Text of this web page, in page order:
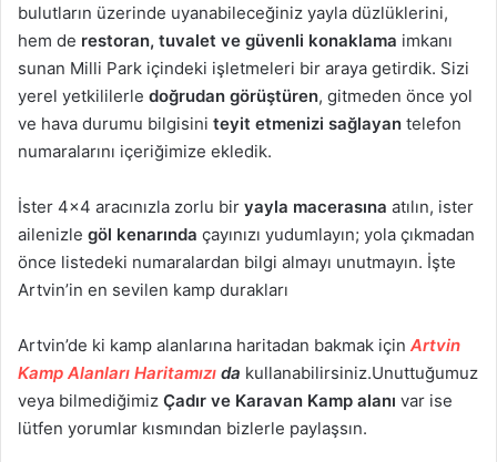
bulutların üzerinde uyanabileceğiniz yayla düzlüklerini,
hem de restoran, tuvalet ve güvenli konaklama imkanı
sunan Milli Park içindeki işletmeleri bir araya getirdik. Sizi
yerel yetkililerle doğrudan görüştüren, gitmeden önce yol
ve hava durumu bilgisini teyit etmenizi sağlayan telefon
numaralarını içeriğimize ekledik.
İster 4×4 aracınızla zorlu bir yayla macerasına atılın, ister
ailenizle göl kenarında çayınızı yudumlayın; yola çıkmadan
önce listedeki numaralardan bilgi almayı unutmayın. İşte
Artvin’in en sevilen kamp durakları
Artvin’de ki kamp alanlarına haritadan bakmak için Artvin
Kamp Alanları Haritamızı da kullanabilirsiniz.Unuttuğumuz
veya bilmediğimiz Çadır ve Karavan Kamp alanı var ise
lütfen yorumlar kısmından bizlerle paylaşsın.